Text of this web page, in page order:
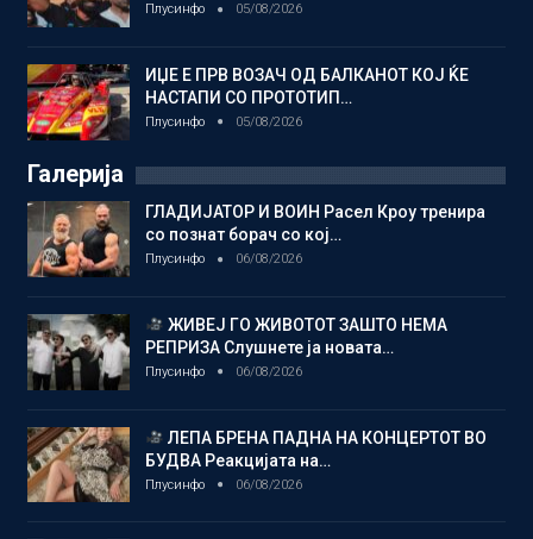
Плусинфо 05/08/2026
ИЏЕ Е ПРВ ВОЗАЧ ОД БАЛКАНОТ КОЈ ЌЕ
НАСТАПИ СО ПРОТОТИП…
Плусинфо 05/08/2026
Галерија
ГЛАДИЈАТОР И ВОИН Расел Кроу тренира
со познат борач со кој…
Плусинфо 06/08/2026
ЖИВЕЈ ГО ЖИВОТОТ ЗАШТО НЕМА
РЕПРИЗА Слушнете ја новата…
Плусинфо 06/08/2026
ЛЕПА БРЕНА ПАДНА НА КОНЦЕРТОТ ВО
БУДВА Реакцијата на…
Плусинфо 06/08/2026